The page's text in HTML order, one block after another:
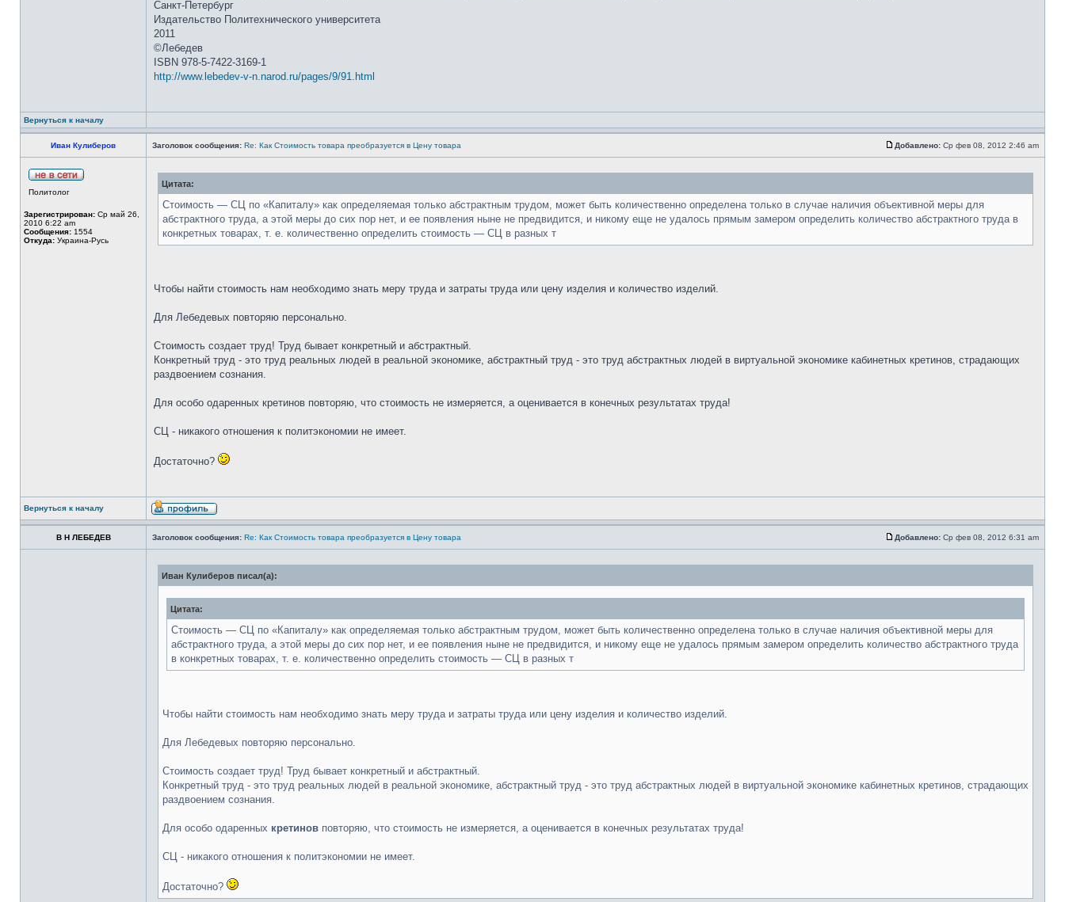
Санкт-Петербург
Издательство Политехнического университета
2011
©Лебедев
ISBN 978-5-7422-3169-1
http://www.lebedev-v-n.narod.ru/pages/9/91.html
Вернуться к началу
Иван Кулиберов Заголовок сообщения: Re: Как Стоимость товара преобразуется в Цену товара Добавлено: Ср фев 08, 2012 2:46 am
Политолог
Зарегистрирован: Ср май 26,
2010 6:22 am
Сообщения: 1554
Откуда: Украина-Русь
Цитата:
Стоимость — СЦ по «Капиталу» как определяемая только абстрактным трудом, может быть количественно определена только в случае наличия объективной меры для
абстрактного труда, а этой меры до сих пор нет, и ее появления ныне не предвидится, и никому еще не удалось прямым замером определить количество абстрактного труда в
конкретных товарах, т. е. количественно определить стоимость — СЦ в разных т
Чтобы найти стоимость нам необходимо знать меру труда и затраты труда или цену изделия и количество изделий.
Для Лебедевых повторяю персонально.
Стоимость создает труд! Труд бывает конкретный и абстрактный.
Конкретный труд - это труд реальных людей в реальной экономике, абстрактный труд - это труд абстрактных людей в виртуальной экономике кабинетных кретинов, страдающих
раздвоением сознания.
Для особо одаренных кретинов повторяю, что стоимость не измеряется, а оценивается в конечных результатах труда!
СЦ - никакого отношения к политэкономии не имеет.
Достаточно?
Вернуться к началу
В Н ЛЕБЕДЕВ Заголовок сообщения: Re: Как Стоимость товара преобразуется в Цену товара Добавлено: Ср фев 08, 2012 6:31 am
Иван Кулиберов писал(а):
Цитата:
Стоимость — СЦ по «Капиталу» как определяемая только абстрактным трудом, может быть количественно определена только в случае наличия объективной меры для
абстрактного труда, а этой меры до сих пор нет, и ее появления ныне не предвидится, и никому еще не удалось прямым замером определить количество абстрактного труда
в конкретных товарах, т. е. количественно определить стоимость — СЦ в разных т
Чтобы найти стоимость нам необходимо знать меру труда и затраты труда или цену изделия и количество изделий.
Для Лебедевых повторяю персонально.
Стоимость создает труд! Труд бывает конкретный и абстрактный.
Конкретный труд - это труд реальных людей в реальной экономике, абстрактный труд - это труд абстрактных людей в виртуальной экономике кабинетных кретинов, страдающих
раздвоением сознания.
Для особо одаренных кретинов повторяю, что стоимость не измеряется, а оценивается в конечных результатах труда!
СЦ - никакого отношения к политэкономии не имеет.
Достаточно?